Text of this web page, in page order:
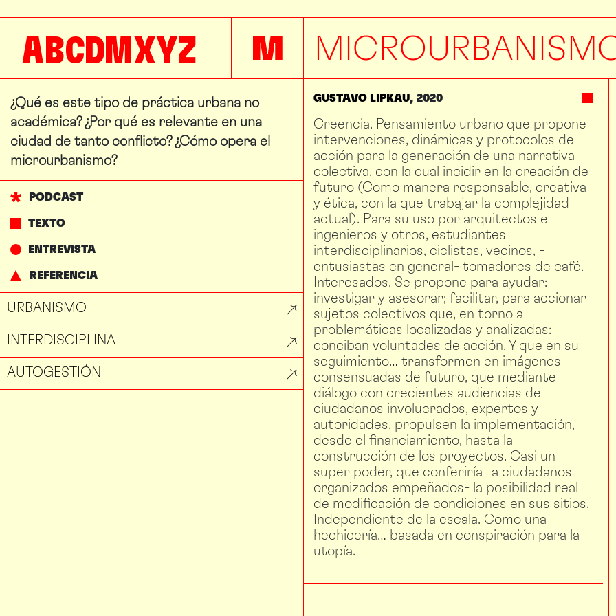
ABCDMXYZ M
¿Qué es este tipo de práctica urbana no
académica? ¿Por qué es relevante en una
ciudad de tanto conflicto? ¿Cómo opera el
microurbanismo?
PODCAST
TEXTO
ENTREVISTA
REFERENCIA
URBANISMO
INTERDISCIPLINA
AUTOGESTIÓN
GUSTAVO LIPKAU 2020
Creencia. Pensamiento urbano que propone
intervenciones, dinámicas y protocolos de
acción para la generación de una narrativa
colectiva, con la cual incidir en la creación de
futuro (Como manera responsable, creativa
y ética, con la que trabajar la complejidad
actual). Para su uso por arquitectos e
ingenieros y otros, estudiantes
interdisciplinarios, ciclistas, vecinos, -
entusiastas en general- tomadores de café.
Interesados. Se propone para ayudar:
investigar y asesorar; facilitar, para accionar
sujetos colectivos que, en torno a
problemáticas localizadas y analizadas:
conciban voluntades de acción. Y que en su
seguimiento… transformen en imágenes
consensuadas de futuro, que mediante
diálogo con crecientes audiencias de
ciudadanos involucrados, expertos y
autoridades, propulsen la implementación,
desde el financiamiento, hasta la
construcción de los proyectos. Casi un
super poder, que conferiría -a ciudadanos
organizados empeñados- la posibilidad real
de modificación de condiciones en sus sitios.
Independiente de la escala. Como una
hechicería… basada en conspiración para la
utopía.